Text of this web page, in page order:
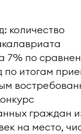
количество
7% по
по итогам
граждан
на место,